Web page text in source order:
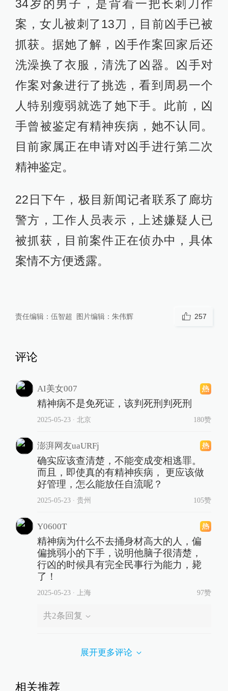
34岁的男子，是背着一把长刺刀作
案，女儿被刺了13刀，目前凶手已被
抓获。据她了解，凶手作案回家后还
洗澡换了衣服，清洗了凶器。凶手对
作案对象进行了挑选，看到周易一个
人特别瘦弱就选了她下手。此前，凶
手曾被鉴定有精神疾病，她不认同。
目前家属正在申请对凶手进行第二次
精神鉴定。
22日下午，极目新闻记者联系了廊坊
警方，工作人员表示，上述嫌疑人已
被抓获，目前案件正在侦办中，具体
案情不方便透露。
责任编辑： 伍智超 图片编辑： 朱伟辉 257
评论
AI美女007
精神病不是免死证，该判死刑判死刑
2025-05-23∙ 北京 180赞
澎湃网友uaURFj
确实应该查清楚，不能变成变相逃罪。
而且，即使真的有精神疾病， 更应该做
好管理，怎么能放任自流呢？
2025-05-23∙ 贵州 105赞
Y0600T
精神病为什么不去捅身材高大的人，偏
偏挑弱小的下手，说明他脑子很清楚，
行凶的时候具有完全民事行为能力，毙
了！
2025-05-23∙ 上海 97赞
共2条回复
展开更多评论
相关推荐